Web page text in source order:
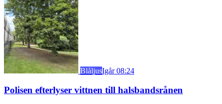
BlåljusIgår 08:24
Polisen efterlyser vittnen till halsbandsrånen